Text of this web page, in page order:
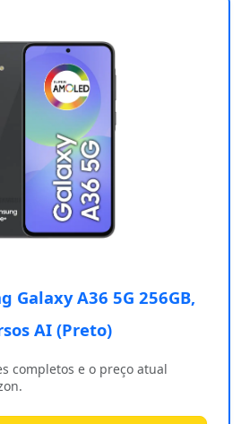
Galaxy A36 5G 256GB,
AI (Preto)
completos e o preço atual